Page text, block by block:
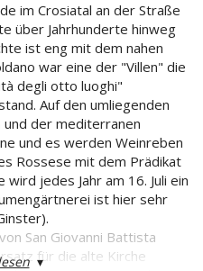
im Crosiatal an der Straße
über Jahrhunderte hinweg
ist eng mit dem nahen
war eine der "Villen" die
degli otto luoghi"
Auf den umliegenden
und der mediterranen
und es werden Weinreben
Rossese mit dem Prädikat
jedes Jahr am 16. Juli ein
ist hier sehr
San Giovanni Battista
für die alte Kirche
▾